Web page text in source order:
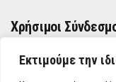
Εκτιμούμε την
Χρήσιμοι
ΌΡΟΙ ΧΡΉΣΗΣ